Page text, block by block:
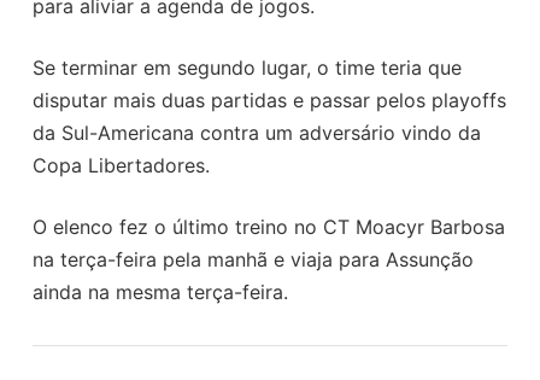
para aliviar a agenda de jogos.
Se terminar em segundo lugar, o time teria que
disputar mais duas partidas e passar pelos playoffs
da Sul-Americana contra um adversário vindo da
Copa Libertadores.
O elenco fez o último treino no CT Moacyr Barbosa
na terça-feira pela manhã e viaja para Assunção
ainda na mesma terça-feira.